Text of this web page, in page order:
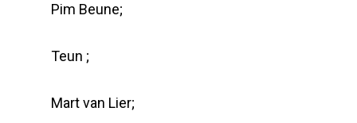
Pim Beune;
Teun ;
Mart van Lier;